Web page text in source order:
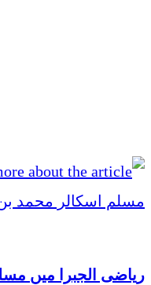
ریاضی الجبرا میں